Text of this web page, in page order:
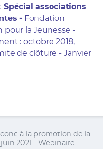
Spécial associations
-Fondation
pour la Jeunesse -
: octobre 2018,
de clôture - Janvier
à la promotion de la
2021 - Webinaire